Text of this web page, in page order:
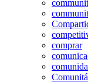
comprar